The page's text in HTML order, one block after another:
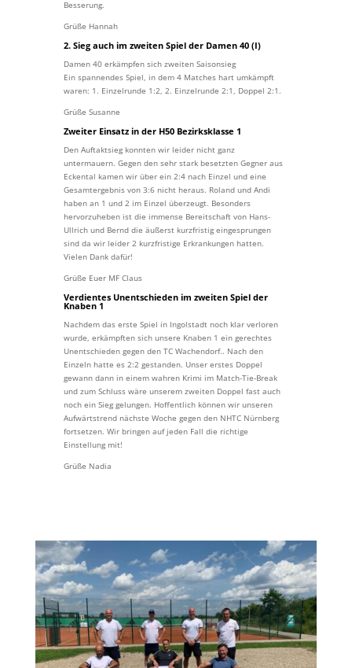
Besserung.
Grüße Hannah
2. Sieg auch im zweiten Spiel der Damen 40 (I)
Damen 40 erkämpfen sich zweiten Saisonsieg
Ein spannendes Spiel, in dem 4 Matches hart umkämpft
waren: 1. Einzelrunde 1:2, 2. Einzelrunde 2:1, Doppel 2:1.
Grüße Susanne
Zweiter Einsatz in der H50 Bezirksklasse 1
Den Auftaktsieg konnten wir leider nicht ganz
untermauern. Gegen den sehr stark besetzten Gegner aus
Eckental kamen wir über ein 2:4 nach Einzel und eine
Gesamtergebnis von 3:6 nicht heraus. Roland und Andi
haben an 1 und 2 im Einzel überzeugt. Besonders
hervorzuheben ist die immense Bereitschaft von Hans-
Ullrich und Bernd die äußerst kurzfristig eingesprungen
sind da wir leider 2 kurzfristige Erkrankungen hatten.
Vielen Dank dafür!
Grüße Euer MF Claus
Verdientes Unentschieden im zweiten Spiel der
Knaben 1
Nachdem das erste Spiel in Ingolstadt noch klar verloren
wurde, erkämpften sich unsere Knaben 1 ein gerechtes
Unentschieden gegen den TC Wachendorf.. Nach den
Einzeln hatte es 2:2 gestanden. Unser erstes Doppel
gewann dann in einem wahren Krimi im Match-Tie-Break
und zum Schluss wäre unserem zweiten Doppel fast auch
noch ein Sieg gelungen. Hoffentlich können wir unseren
Aufwärtstrend nächste Woche gegen den NHTC Nürnberg
fortsetzen. Wir bringen auf jeden Fall die richtige
Einstellung mit!
Grüße Nadia